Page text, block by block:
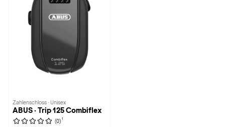
Zahlenschloss · Unisex
ABUS · Trip 125 Combiflex
(0) 1